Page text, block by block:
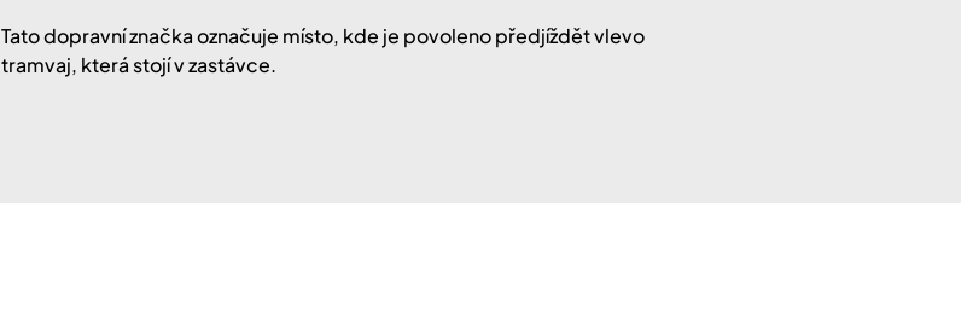
​​Tato dopravní značka označuje místo, kde je povoleno předjíždět vlevo
tramvaj, která stojí v zastávce.